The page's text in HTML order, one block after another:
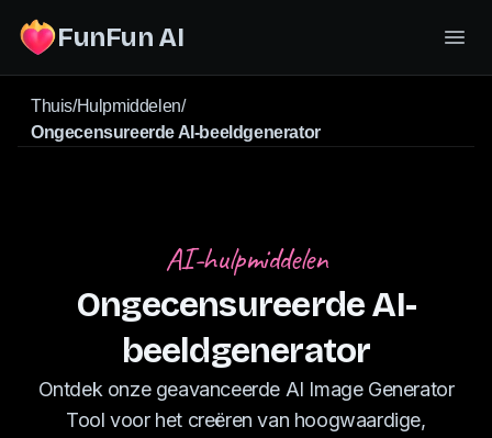
FunFun AI
Thuis/Hulpmiddelen/
Ongecensureerde AI-beeldgenerator
AI-hulpmiddelen
Ongecensureerde AI-
beeldgenerator
Ontdek onze geavanceerde AI Image Generator
Tool voor het creëren van hoogwaardige,